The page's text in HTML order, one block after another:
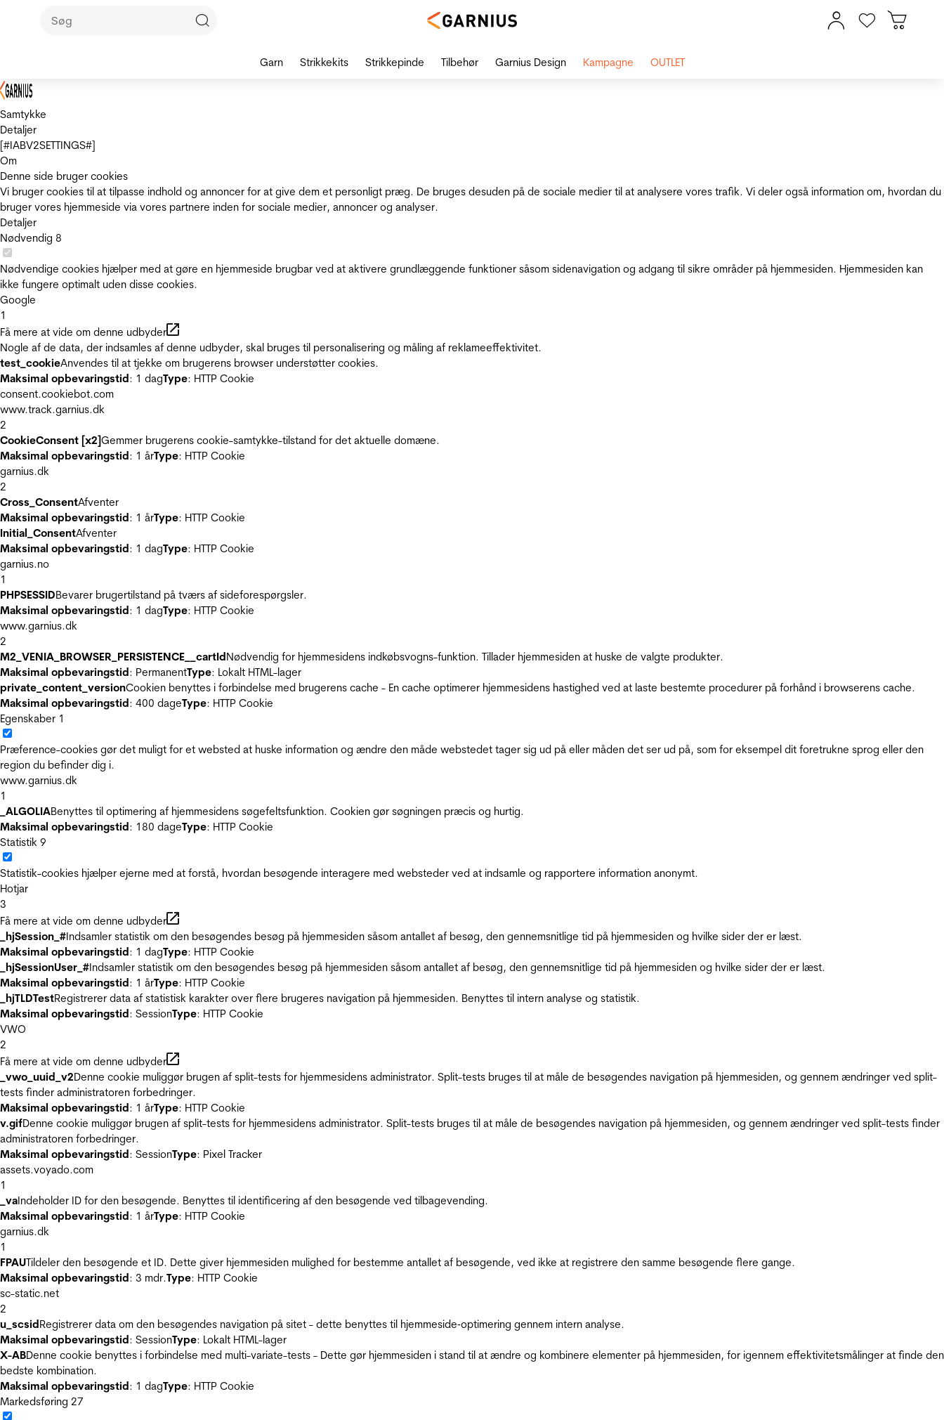
Samtykke
Detaljer
[#IABV2SETTINGS#]
Om
Denne side bruger cookies
Vi bruger cookies til at tilpasse indhold og annoncer for at give dem et personligt præg. De bruges desuden på de sociale medier til at analysere vores trafik. Vi deler også information om, hvordan du
bruger vores hjemmeside via vores partnere inden for sociale medier, annoncer og analyser.
Detaljer
Nødvendig 8
Nødvendige cookies hjælper med at gøre en hjemmeside brugbar ved at aktivere grundlæggende funktioner såsom sidenavigation og adgang til sikre områder på hjemmesiden. Hjemmesiden kan
ikke fungere optimalt uden disse cookies.
Google
1
Få mere at vide om denne udbyder
Nogle af de data, der indsamles af denne udbyder, skal bruges til personalisering og måling af reklameeffektivitet.
test_cookieAnvendes til at tjekke om brugerens browser understøtter cookies.
Maksimal opbevaringstid: 1 dagType: HTTP Cookie
consent.cookiebot.com
www.track.garnius.dk
2
CookieConsent [x2]Gemmer brugerens cookie-samtykke-tilstand for det aktuelle domæne.
Maksimal opbevaringstid: 1 årType: HTTP Cookie
garnius.dk
2
Cross_ConsentAfventer
Maksimal opbevaringstid: 1 årType: HTTP Cookie
Initial_ConsentAfventer
Maksimal opbevaringstid: 1 dagType: HTTP Cookie
garnius.no
1
PHPSESSIDBevarer brugertilstand på tværs af sideforespørgsler.
Maksimal opbevaringstid: 1 dagType: HTTP Cookie
www.garnius.dk
2
M2_VENIA_BROWSER_PERSISTENCE__cartIdNødvendig for hjemmesidens indkøbsvogns-funktion. Tillader hjemmesiden at huske de valgte produkter.
Maksimal opbevaringstid: PermanentType: Lokalt HTML-lager
private_content_versionCookien benyttes i forbindelse med brugerens cache - En cache optimerer hjemmesidens hastighed ved at laste bestemte procedurer på forhånd i browserens cache.
Maksimal opbevaringstid: 400 dageType: HTTP Cookie
Egenskaber 1
Præference-cookies gør det muligt for et websted at huske information og ændre den måde webstedet tager sig ud på eller måden det ser ud på, som for eksempel dit foretrukne sprog eller den
region du befinder dig i.
www.garnius.dk
1
_ALGOLIABenyttes til optimering af hjemmesidens søgefeltsfunktion. Cookien gør søgningen præcis og hurtig.
Maksimal opbevaringstid: 180 dageType: HTTP Cookie
Statistik 9
Statistik-cookies hjælper ejerne med at forstå, hvordan besøgende interagere med websteder ved at indsamle og rapportere information anonymt.
Hotjar
3
Få mere at vide om denne udbyder
_hjSession_#Indsamler statistik om den besøgendes besøg på hjemmesiden såsom antallet af besøg, den gennemsnitlige tid på hjemmesiden og hvilke sider der er læst.
Maksimal opbevaringstid: 1 dagType: HTTP Cookie
_hjSessionUser_#Indsamler statistik om den besøgendes besøg på hjemmesiden såsom antallet af besøg, den gennemsnitlige tid på hjemmesiden og hvilke sider der er læst.
Maksimal opbevaringstid: 1 årType: HTTP Cookie
_hjTLDTestRegistrerer data af statistisk karakter over flere brugeres navigation på hjemmesiden. Benyttes til intern analyse og statistik.
Maksimal opbevaringstid: SessionType: HTTP Cookie
VWO
2
Få mere at vide om denne udbyder
_vwo_uuid_v2Denne cookie muliggør brugen af split-tests for hjemmesidens administrator. Split-tests bruges til at måle de besøgendes navigation på hjemmesiden, og gennem ændringer ved split-
tests finder administratoren forbedringer.
Maksimal opbevaringstid: 1 årType: HTTP Cookie
v.gifDenne cookie muliggør brugen af split-tests for hjemmesidens administrator. Split-tests bruges til at måle de besøgendes navigation på hjemmesiden, og gennem ændringer ved split-tests finder
administratoren forbedringer.
Maksimal opbevaringstid: SessionType: Pixel Tracker
assets.voyado.com
1
_vaIndeholder ID for den besøgende. Benyttes til identificering af den besøgende ved tilbagevending.
Maksimal opbevaringstid: 1 årType: HTTP Cookie
garnius.dk
1
FPAUTildeler den besøgende et ID. Dette giver hjemmesiden mulighed for bestemme antallet af besøgende, ved ikke at registrere den samme besøgende flere gange.
Maksimal opbevaringstid: 3 mdr.Type: HTTP Cookie
sc-static.net
2
u_scsidRegistrerer data om den besøgendes navigation på sitet - dette benyttes til hjemmeside‐optimering gennem intern analyse.
Maksimal opbevaringstid: SessionType: Lokalt HTML-lager
X-ABDenne cookie benyttes i forbindelse med multi-variate-tests - Dette gør hjemmesiden i stand til at ændre og kombinere elementer på hjemmesiden, for igennem effektivitetsmålinger at finde den
bedste kombination.
Maksimal opbevaringstid: 1 dagType: HTTP Cookie
Markedsføring 27
Garn Strikkekits Strikkepinde Tilbehør Garnius Design Kampagne OUTLET